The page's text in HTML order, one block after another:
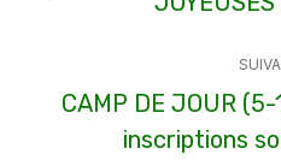
:
CAMP DE JOUR
inscriptions